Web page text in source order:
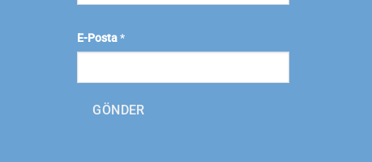
E-Posta*
GÖNDER